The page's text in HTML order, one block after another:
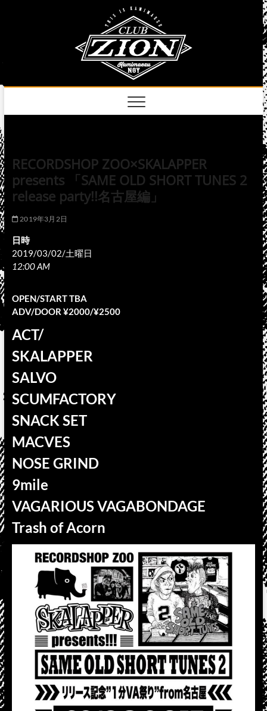
RECORDSHOP ZOO×SKALAPPER
presents 「SAME OLD SHORT TUNES 2
release party!!名古屋編」
2019年3月2日
日時
2019/03/02/土曜日
12:00 AM
OPEN/START TBA
ADV/DOOR ¥2000/¥2500
ACT/
SKALAPPER
SALVO
SCUMFACTORY
SNACK SET
MACVES
NOSE GRIND
9mile
VAGARIOUS VAGABONDAGE
Trash of Acorn